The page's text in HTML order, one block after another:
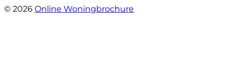
© 2026 Online Woningbrochure